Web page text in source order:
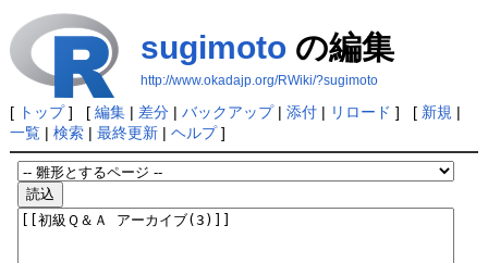
sugimotoの編集
http://www.okadajp.org/RWiki/?sugimoto
[ トップ] [ 編集| 差分| バックアップ| 添付| リロード ] [ 新規 |
一覧| 検索| 最終更新| ヘルプ]